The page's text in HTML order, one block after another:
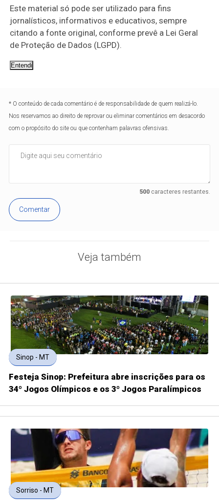
Este material só pode ser utilizado para fins
jornalísticos, informativos e educativos, sempre
citando a fonte original, conforme prevê a Lei Geral
de Proteção de Dados (LGPD).
Entendi
* O conteúdo de cada comentário é de responsabilidade de quem realizá-lo.
Nos reservamos ao direito de reprovar ou eliminar comentários em desacordo
com o propósito do site ou que contenham palavras ofensivas.
500caracteres restantes.
Comentar
Veja também
Sinop - MT
Festeja Sinop: Prefeitura abre inscrições para os
34º Jogos Olímpicos e os 3º Jogos Paralímpicos
Sorriso - MT